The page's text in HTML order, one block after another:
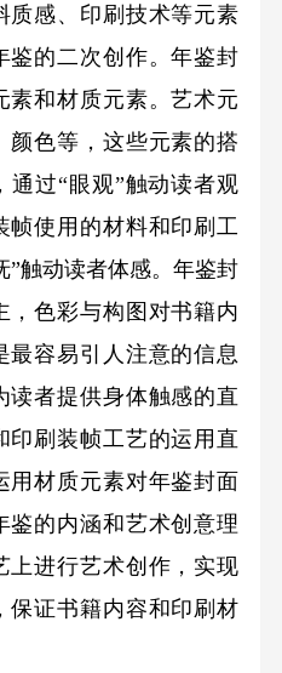
质感、印刷技术等元素
鉴的二次创作。年鉴封
素和材质元素。艺术元
颜色等，这些元素的搭
通过“眼观”触动读者观
帧使用的材料和印刷工
”触动读者体感。年鉴封
，色彩与构图对书籍内
最容易引人注意的信息
读者提供身体触感的直
印刷装帧工艺的运用直
用材质元素对年鉴封面
鉴的内涵和艺术创意理
上进行艺术创作，实现
保证书籍内容和印刷材